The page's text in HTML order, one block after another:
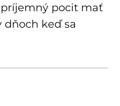
pocit mať
dňoch keď sa